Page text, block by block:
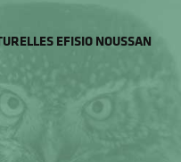
EFISIO NOUSSAN